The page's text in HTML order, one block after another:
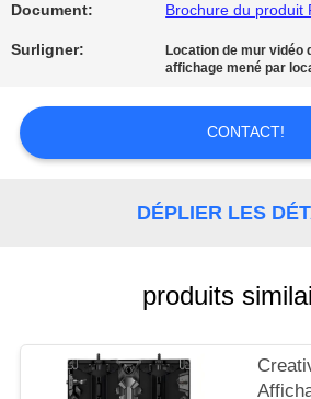
LA
QUALITÉ
NOUS
CONTACTER
DEMANDEZ
UN
DEVIS
Document: Brochure du produit
Surligner: Location de mur vidéo
affichage mené par
CONTACT!
DÉPLIER LES
produits